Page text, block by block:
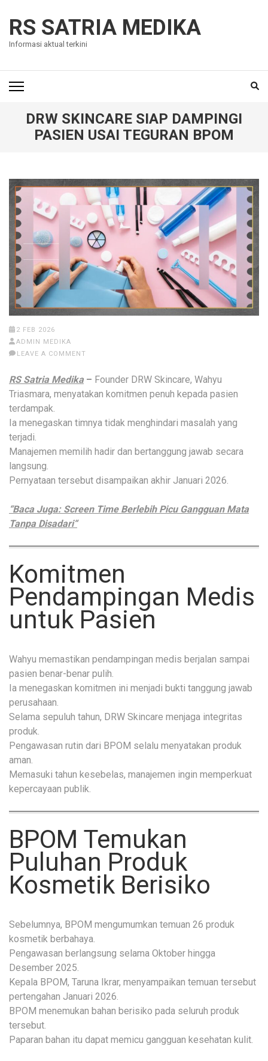
content
(Press
RS SATRIA MEDIKA
Informasi aktual terkini
DRW SKINCARE SIAP DAMPINGI
PASIEN USAI TEGURAN BPOM
2 FEB 2026
ADMIN MEDIKA
LEAVE A COMMENT
RS Satria Medika – Founder DRW Skincare, Wahyu
Triasmara, menyatakan komitmen penuh kepada pasien
terdampak.
Ia menegaskan timnya tidak menghindari masalah yang
terjadi.
Manajemen memilih hadir dan bertanggung jawab secara
langsung.
Pernyataan tersebut disampaikan akhir Januari 2026.
“Baca Juga: Screen Time Berlebih Picu Gangguan Mata
Tanpa Disadari“
Komitmen
Pendampingan Medis
untuk Pasien
Wahyu memastikan pendampingan medis berjalan sampai
pasien benar-benar pulih.
Ia menegaskan komitmen ini menjadi bukti tanggung jawab
perusahaan.
Selama sepuluh tahun, DRW Skincare menjaga integritas
produk.
Pengawasan rutin dari BPOM selalu menyatakan produk
aman.
Memasuki tahun kesebelas, manajemen ingin memperkuat
kepercayaan publik.
BPOM Temukan
Puluhan Produk
Kosmetik Berisiko
Sebelumnya, BPOM mengumumkan temuan 26 produk
kosmetik berbahaya.
Pengawasan berlangsung selama Oktober hingga
Desember 2025.
Kepala BPOM, Taruna Ikrar, menyampaikan temuan tersebut
pertengahan Januari 2026.
BPOM menemukan bahan berisiko pada seluruh produk
tersebut.
Paparan bahan itu dapat memicu gangguan kesehatan kulit.